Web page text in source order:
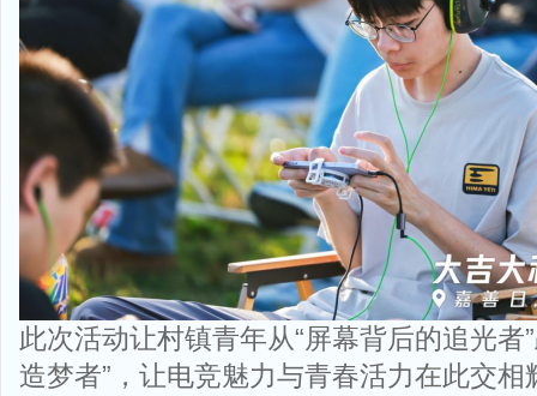
此次活动让村镇青年从“屏幕背后的追光者
造梦者”，让电竞魅力与青春活力在此交